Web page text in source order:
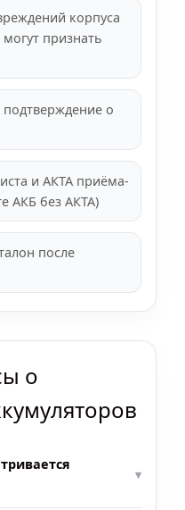
корпуса
признать
о
и АКТА приёма-
АКБ без АКТА)
после
о